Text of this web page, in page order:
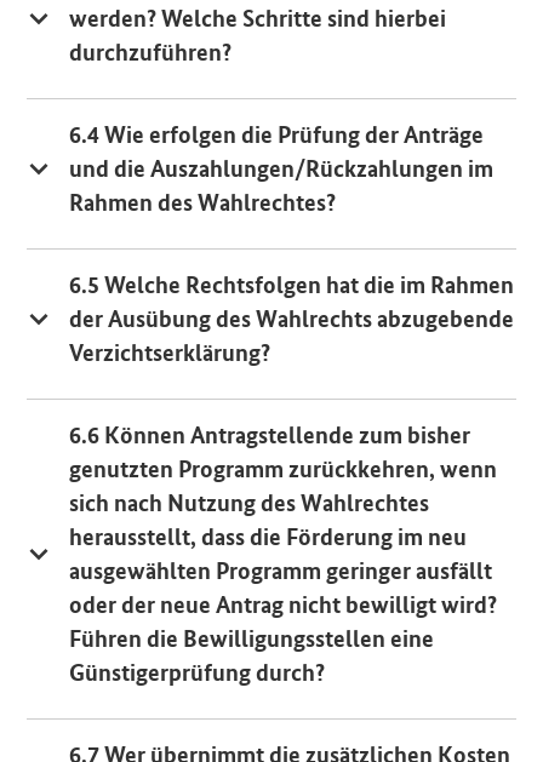
werden? Welche Schritte sind hierbei
durchzuführen?
6.4 Wie erfolgen die Prüfung der Anträge
und die Auszahlungen/Rückzahlungen im
Rahmen des Wahlrechtes?
6.5 Welche Rechtsfolgen hat die im Rahmen
der Ausübung des Wahlrechts abzugebende
Verzichtserklärung?
6.6 Können Antragstellende zum bisher
genutzten Programm zurückkehren, wenn
sich nach Nutzung des Wahlrechtes
herausstellt, dass die Förderung im neu
ausgewählten Programm geringer ausfällt
oder der neue Antrag nicht bewilligt wird?
Führen die Bewilligungsstellen eine
Günstigerprüfung durch?
6.7 Wer übernimmt die zusätzlichen Kosten